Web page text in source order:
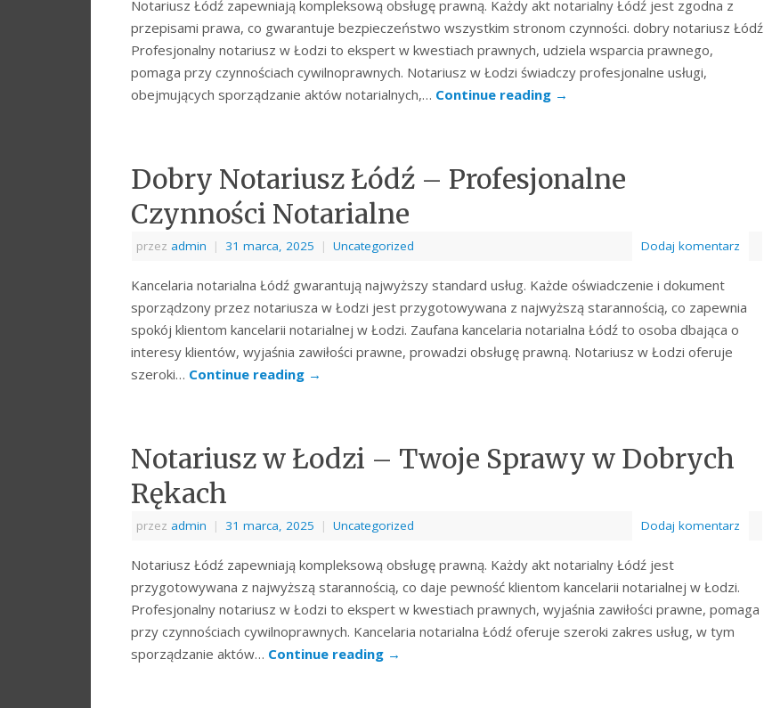
Notariusz Łódź zapewniają kompleksową obsługę prawną. Każdy akt notarialny Łódź jest zgodna z
przepisami prawa, co gwarantuje bezpieczeństwo wszystkim stronom czynności. dobry notariusz Łódź
Profesjonalny notariusz w Łodzi to ekspert w kwestiach prawnych, udziela wsparcia prawnego,
pomaga przy czynnościach cywilnoprawnych. Notariusz w Łodzi świadczy profesjonalne usługi,
obejmujących sporządzanie aktów notarialnych,… Continue reading →
Dobry Notariusz Łódź – Profesjonalne
Czynności Notarialne
przez admin | 31 marca, 2025 | Uncategorized Dodaj komentarz
Kancelaria notarialna Łódź gwarantują najwyższy standard usług. Każde oświadczenie i dokument
sporządzony przez notariusza w Łodzi jest przygotowywana z najwyższą starannością, co zapewnia
spokój klientom kancelarii notarialnej w Łodzi. Zaufana kancelaria notarialna Łódź to osoba dbająca o
interesy klientów, wyjaśnia zawiłości prawne, prowadzi obsługę prawną. Notariusz w Łodzi oferuje
szeroki… Continue reading →
Notariusz w Łodzi – Twoje Sprawy w Dobrych
Rękach
przez admin | 31 marca, 2025 | Uncategorized Dodaj komentarz
Notariusz Łódź zapewniają kompleksową obsługę prawną. Każdy akt notarialny Łódź jest
przygotowywana z najwyższą starannością, co daje pewność klientom kancelarii notarialnej w Łodzi.
Profesjonalny notariusz w Łodzi to ekspert w kwestiach prawnych, wyjaśnia zawiłości prawne, pomaga
przy czynnościach cywilnoprawnych. Kancelaria notarialna Łódź oferuje szeroki zakres usług, w tym
sporządzanie aktów… Continue reading →